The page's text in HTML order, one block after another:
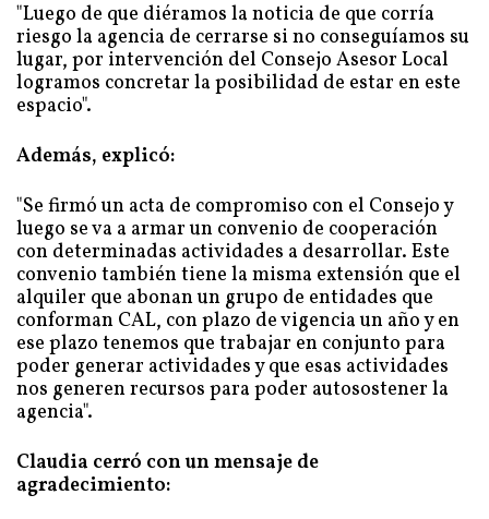
"Luego de que diéramos la noticia de que corría
riesgo la agencia de cerrarse si no conseguíamos su
lugar, por intervención del Consejo Asesor Local
logramos concretar la posibilidad de estar en este
espacio".
Además, explicó:
"Se firmó un acta de compromiso con el Consejo y
luego se va a armar un convenio de cooperación
con determinadas actividades a desarrollar. Este
convenio también tiene la misma extensión que el
alquiler que abonan un grupo de entidades que
conforman CAL, con plazo de vigencia un año y en
ese plazo tenemos que trabajar en conjunto para
poder generar actividades y que esas actividades
nos generen recursos para poder autosostener la
agencia".
Claudia cerró con un mensaje de
agradecimiento: